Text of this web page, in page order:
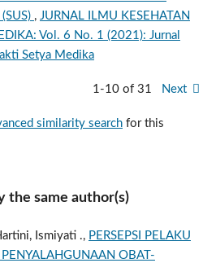
, JURNAL ILMU KESEHATAN
Vol. 6 No. 1 (2021): Jurnal
Setya Medika
1-10 of 31 Next
similarity searchfor this
the same author(s)
Ismiyati ., PERSEPSI PELAKU
OBAT-